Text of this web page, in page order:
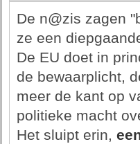
De n@zis zagen
ze een
De EU doet in
de bewaarplicht,
meer de kant op
politieke macht
Het sluipt erin,